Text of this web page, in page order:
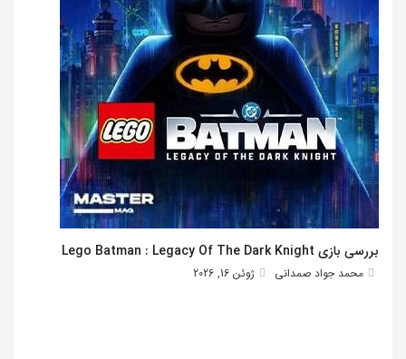
بررسی بازی Lego Batman : Legacy Of The Dark Knight
محمد جواد صمدانی ژوئن 16, 2026